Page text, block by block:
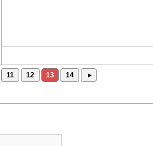
11 12 13 14 ▸